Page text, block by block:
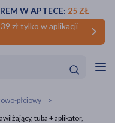
zł tylko w aplikacji
W APTECE: 25 ZŁ
płciowy
tuba + aplikator,